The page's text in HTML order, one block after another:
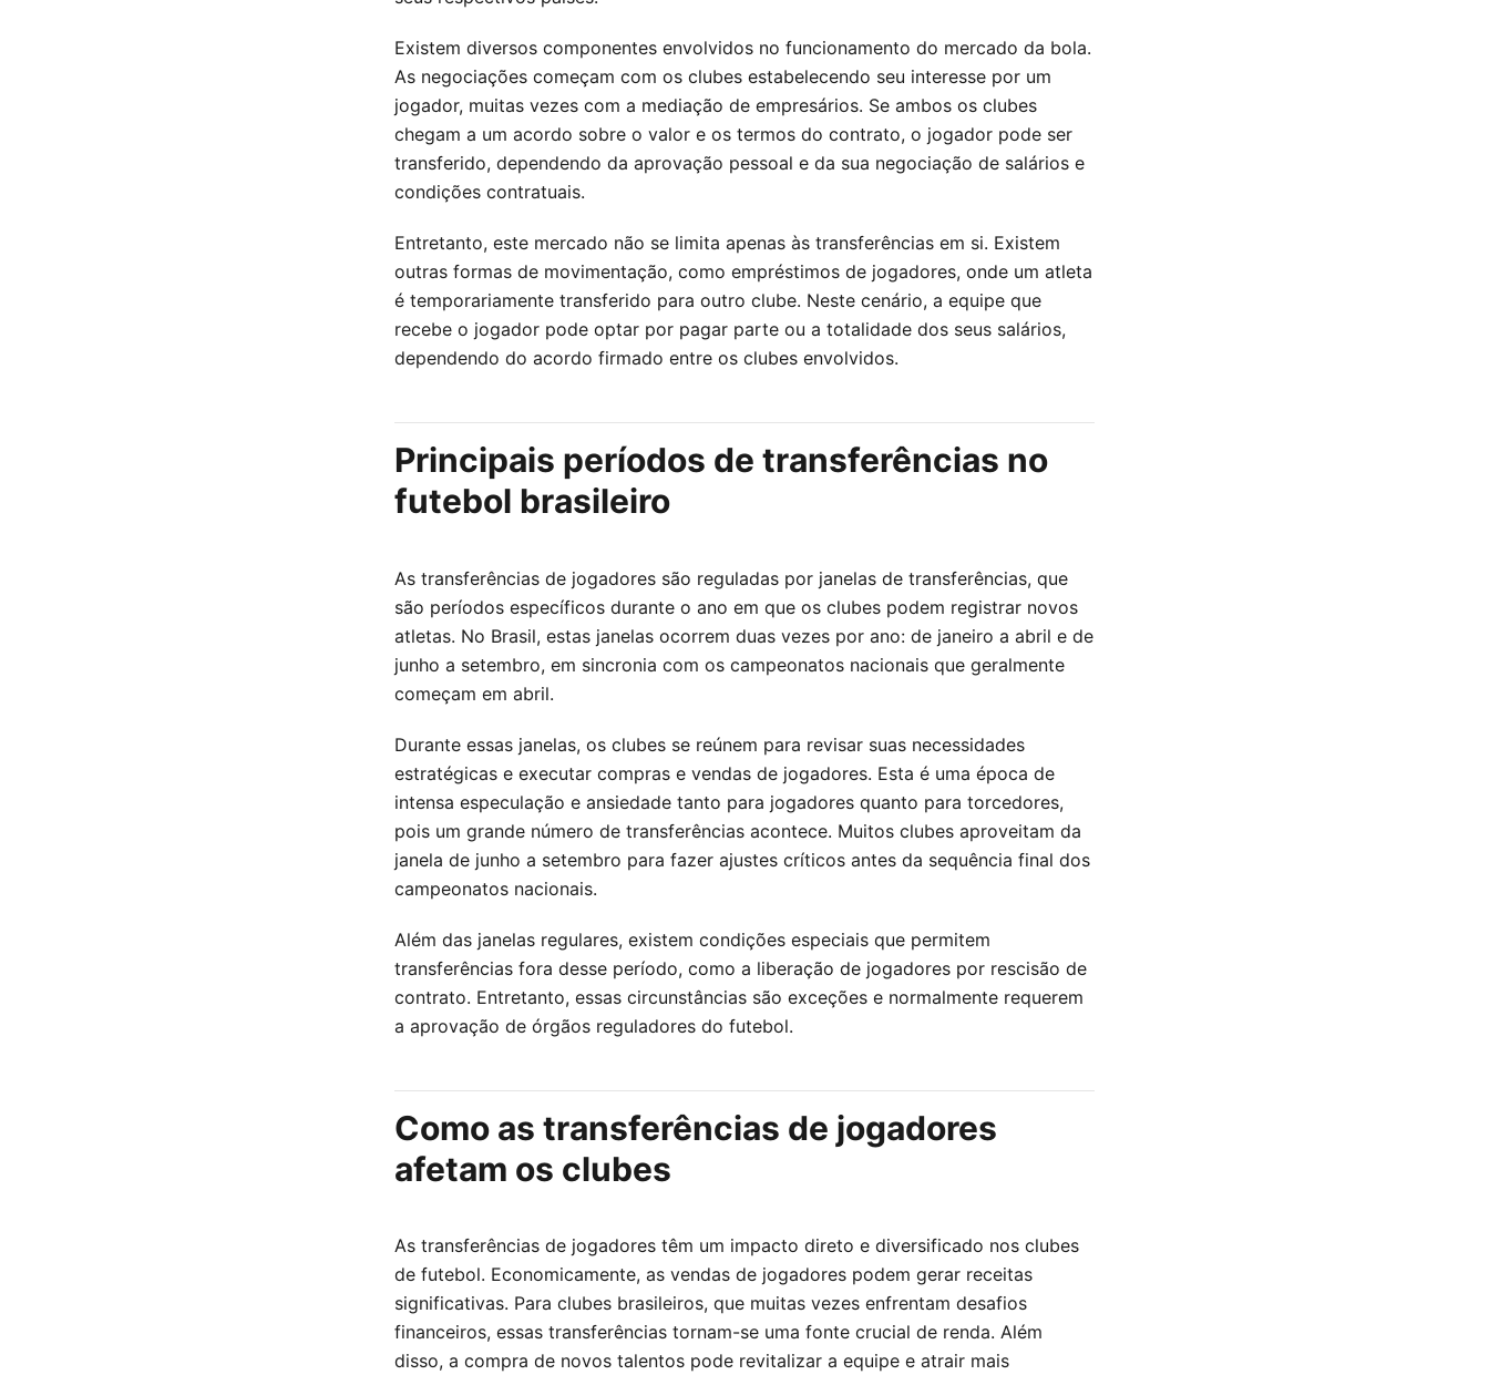
Existem diversos componentes envolvidos no funcionamento do mercado da bola.
As negociações começam com os clubes estabelecendo seu interesse por um
jogador, muitas vezes com a mediação de empresários. Se ambos os clubes
chegam a um acordo sobre o valor e os termos do contrato, o jogador pode ser
transferido, dependendo da aprovação pessoal e da sua negociação de salários e
condições contratuais.
Entretanto, este mercado não se limita apenas às transferências em si. Existem
outras formas de movimentação, como empréstimos de jogadores, onde um atleta
é temporariamente transferido para outro clube. Neste cenário, a equipe que
recebe o jogador pode optar por pagar parte ou a totalidade dos seus salários,
dependendo do acordo firmado entre os clubes envolvidos.
Principais períodos de transferências no
futebol brasileiro
As transferências de jogadores são reguladas por janelas de transferências, que
são períodos específicos durante o ano em que os clubes podem registrar novos
atletas. No Brasil, estas janelas ocorrem duas vezes por ano: de janeiro a abril e de
junho a setembro, em sincronia com os campeonatos nacionais que geralmente
começam em abril.
Durante essas janelas, os clubes se reúnem para revisar suas necessidades
estratégicas e executar compras e vendas de jogadores. Esta é uma época de
intensa especulação e ansiedade tanto para jogadores quanto para torcedores,
pois um grande número de transferências acontece. Muitos clubes aproveitam da
janela de junho a setembro para fazer ajustes críticos antes da sequência final dos
campeonatos nacionais.
Além das janelas regulares, existem condições especiais que permitem
transferências fora desse período, como a liberação de jogadores por rescisão de
contrato. Entretanto, essas circunstâncias são exceções e normalmente requerem
a aprovação de órgãos reguladores do futebol.
Como as transferências de jogadores
afetam os clubes
As transferências de jogadores têm um impacto direto e diversificado nos clubes
de futebol. Economicamente, as vendas de jogadores podem gerar receitas
significativas. Para clubes brasileiros, que muitas vezes enfrentam desafios
financeiros, essas transferências tornam-se uma fonte crucial de renda. Além
disso, a compra de novos talentos pode revitalizar a equipe e atrair mais